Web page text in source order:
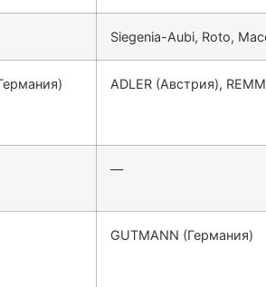
Siegenia-Aubi, Roto,
ADLER (Австрия),
—
GUTMANN (Германия)